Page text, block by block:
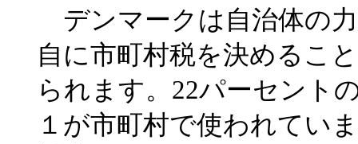
デンマークは自治体の
自に市町村税を決めるこ
られます。22パーセント
１が市町村で使われてい